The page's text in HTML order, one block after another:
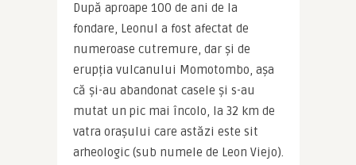
După aproape 100 de ani de la
fondare, Leonul a fost afectat de
numeroase cutremure, dar și de
erupția vulcanului Momotombo, așa
că și-au abandonat casele și s-au
mutat un pic mai încolo, la 32 km de
vatra orașului care astăzi este sit
arheologic (sub numele de Leon Viejo).